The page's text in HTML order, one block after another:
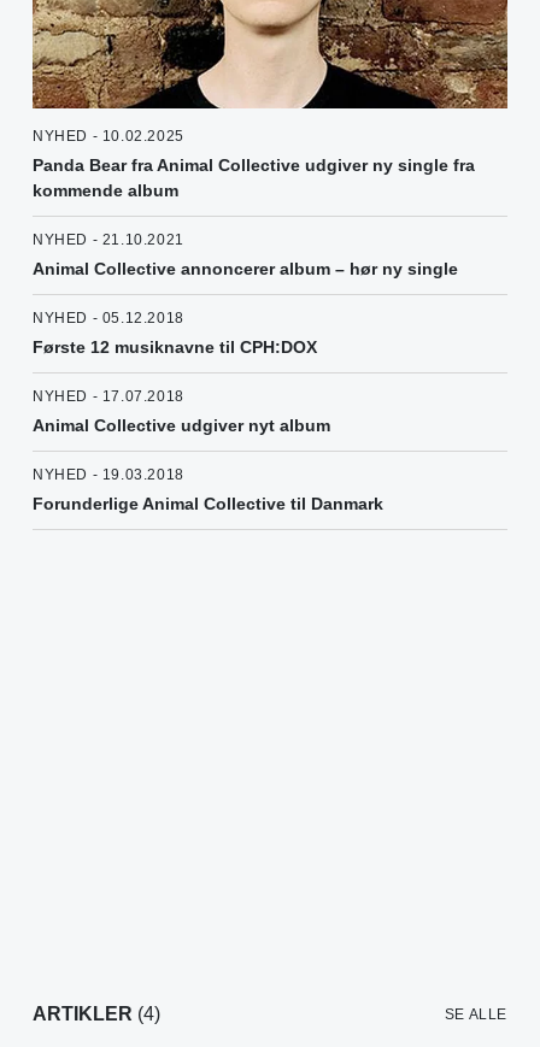
NYHED - 10.02.2025
Panda Bear fra Animal Collective udgiver ny single fra
kommende album
NYHED - 21.10.2021
Animal Collective annoncerer album – hør ny single
NYHED - 05.12.2018
Første 12 musiknavne til CPH:DOX
NYHED - 17.07.2018
Animal Collective udgiver nyt album
NYHED - 19.03.2018
Forunderlige Animal Collective til Danmark
ARTIKLER (4) SE ALLE